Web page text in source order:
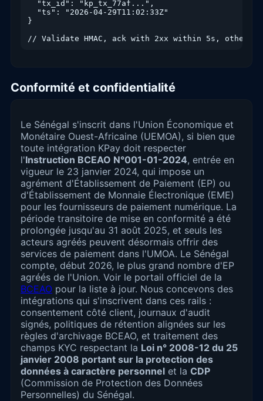
  "tx_id": "kp_tx_77af...",
  "ts": "2026-04-29T11:02:33Z"
}
// Validate HMAC, ack with 2xx within 5s,
Conformité et confidentialité
Le Sénégal s'inscrit dans l'Union Économique et
Monétaire Ouest-Africaine (UEMOA), si bien que
toute intégration KPay doit respecter
l'Instruction BCEAO N°001-01-2024, entrée en
vigueur le 23 janvier 2024, qui impose un
agrément d'Établissement de Paiement (EP) ou
d'Établissement de Monnaie Électronique (EME)
pour les fournisseurs de paiement numérique. La
période transitoire de mise en conformité a été
prolongée jusqu'au 31 août 2025, et seuls les
acteurs agréés peuvent désormais offrir des
services de paiement dans l'UMOA. Le Sénégal
compte, début 2026, le plus grand nombre d'EP
agréés de l'Union. Voir le portail officiel de la
BCEAO pour la liste à jour. Nous concevons des
intégrations qui s'inscrivent dans ces rails :
consentement côté client, journaux d'audit
signés, politiques de rétention alignées sur les
règles d'archivage BCEAO, et traitement des
champs KYC respectant la Loi n° 2008-12 du 25
janvier 2008 portant sur la protection des
données à caractère personnel et la CDP
(Commission de Protection des Données
Personnelles) du Sénégal.